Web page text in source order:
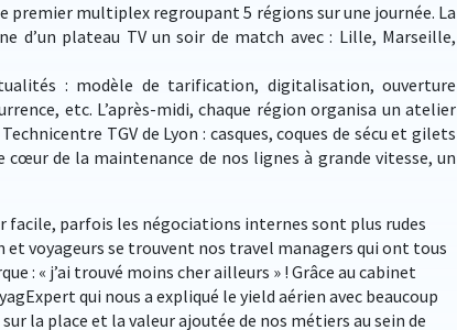
premier multiplex regroupant 5 régions sur une journée. La
d’un plateau TV un soir de match avec : Lille, Marseille,
: modèle de tarification, digitalisation, ouverture
etc. L’après-midi, chaque région organisa un atelier
TGV de Lyon : casques, coques de sécu et gilets
de la maintenance de nos lignes à grande vitesse, un
facile, parfois les négociations internes sont plus rudes
et voyageurs se trouvent nos travel managers qui ont tous
: « j’ai trouvé moins cher ailleurs » ! Grâce au cabinet
qui nous a expliqué le yield aérien avec beaucoup
sur la place et la valeur ajoutée de nos métiers au sein de